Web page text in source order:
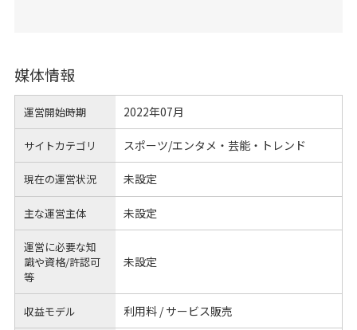
媒体情報
運営開始時期 2022年07月
サイトカテゴリ スポーツ/エンタメ・芸能・トレンド
現在の運営状況 未設定
主な運営主体 未設定
運営に必要な知
識や資格/許認可
等
未設定
収益モデル 利用料 / サービス販売